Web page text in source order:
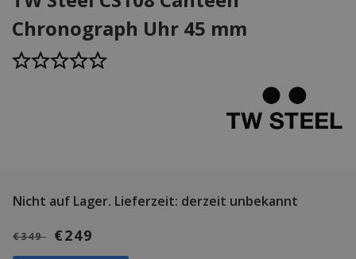
Chronograph Uhr 45 mm
Nicht auf Lager. Lieferzeit: derzeit unbekannt
€349 €249